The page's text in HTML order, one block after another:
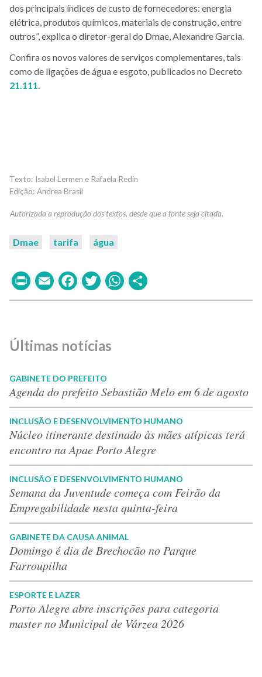
dos principais índices de custo de fornecedores: energia
elétrica, produtos químicos, materiais de construção, entre
outros”, explica o diretor-geral do Dmae, Alexandre Garcia.
Confira os novos valores de serviços complementares, tais
como de ligações de água e esgoto, publicados no Decreto
21.111.
Isabel Lermen e Rafaela Redin
Andrea Brasil
Dmae tarifa água
PrintEmailFacebook
TwitterWhatsApp
Últimas notícias
GABINETE DO PREFEITO
Agenda do prefeito Sebastião Melo em 6 de agosto
INCLUSÃO E DESENVOLVIMENTO HUMANO
Núcleo itinerante destinado às mães atípicas terá
encontro na Apae Porto Alegre
INCLUSÃO E DESENVOLVIMENTO HUMANO
Semana da Juventude começa com Feirão da
Empregabilidade nesta quinta-feira
GABINETE DA CAUSA ANIMAL
Domingo é dia de Brechocão no Parque
Farroupilha
ESPORTE E LAZER
Porto Alegre abre inscrições para categoria
master no Municipal de Várzea 2026